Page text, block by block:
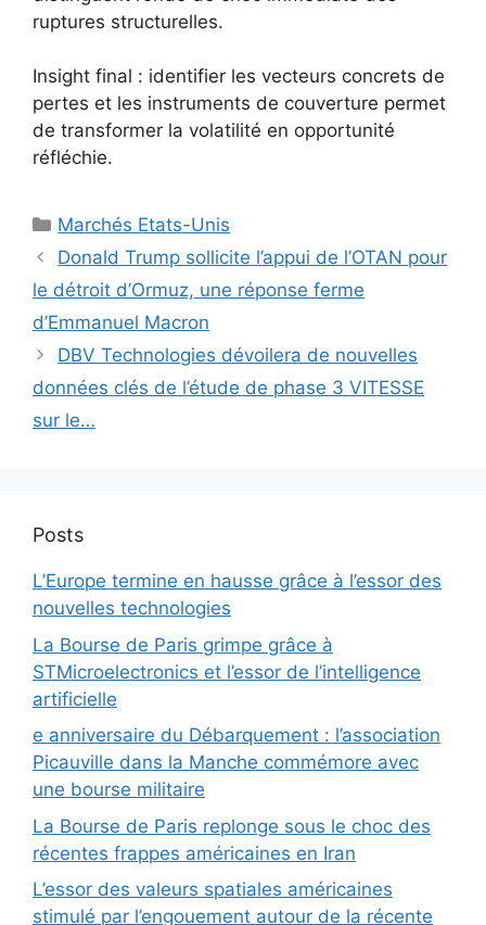
ruptures structurelles.
Insight final : identifier les vecteurs concrets de
pertes et les instruments de couverture permet
de transformer la volatilité en opportunité
réfléchie.
Catégories
Marchés Etats-Unis
Donald Trump sollicite l’appui de l’OTAN pour
le détroit d’Ormuz, une réponse ferme
d’Emmanuel Macron
DBV Technologies dévoilera de nouvelles
données clés de l’étude de phase 3 VITESSE
sur le…
Posts
L’Europe termine en hausse grâce à l’essor des
nouvelles technologies
La Bourse de Paris grimpe grâce à
STMicroelectronics et l’essor de l’intelligence
artificielle
e anniversaire du Débarquement : l’association
Picauville dans la Manche commémore avec
une bourse militaire
La Bourse de Paris replonge sous le choc des
récentes frappes américaines en Iran
L’essor des valeurs spatiales américaines
stimulé par l’engouement autour de la récente